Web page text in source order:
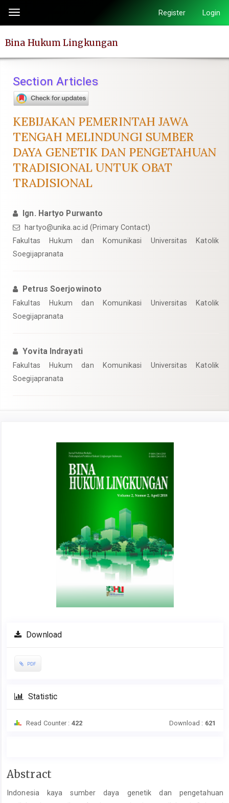
page
content
Navigation
Main
Sidebar
Toggle
navigation
Register Login
Bina Hukum Lingkungan
Section Articles
KEBIJAKAN PEMERINTAH JAWA
TENGAH MELINDUNGI SUMBER
DAYA GENETIK DAN PENGETAHUAN
TRADISIONAL UNTUK OBAT
TRADISIONAL
Ign. Hartyo Purwanto
hartyo@unika.ac.id (Primary Contact)
Fakultas Hukum dan Komunikasi Universitas Katolik
Soegijapranata
Petrus Soerjowinoto
Fakultas Hukum dan Komunikasi Universitas Katolik
Soegijapranata
Yovita Indrayati
Fakultas Hukum dan Komunikasi Universitas Katolik
Soegijapranata
Download
PDF
Statistic
Read Counter : 422 Download : 621
Main
Content
Abstract
Indonesia kaya sumber daya genetik dan pengetahuan